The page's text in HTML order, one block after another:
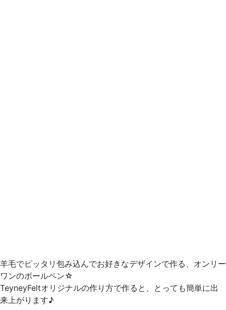
羊毛でピッタリ包み込んでお好きなデザインで作る、オンリー
ワンのボールペン☆
TeyneyFeltオリジナルの作り方で作ると、とっても簡単に出
来上がります♪